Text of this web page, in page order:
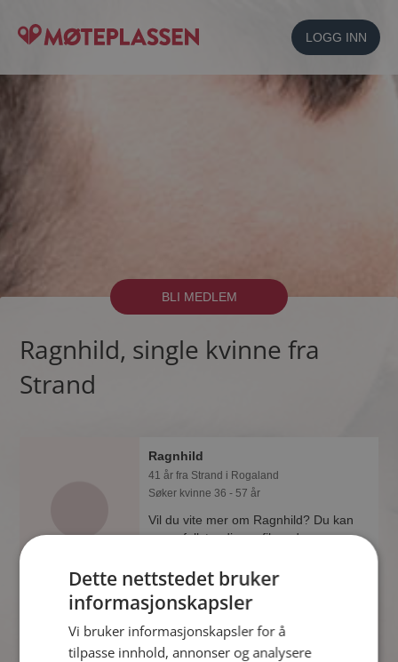
LOGG INN
BLI MEDLEM
Ragnhild, single kvinne fra
Strand
Ragnhild
41 år fra Strand i Rogaland
Søker kvinne 36 - 57 år
Vil du vite mer om Ragnhild? Du kan
se en fullstendig profil med
medlem på Møteplassen.
Dette nettstedet bruker
informasjonskapsler
Vi bruker informasjonskapsler for å
tilpasse innhold, annonser og analysere